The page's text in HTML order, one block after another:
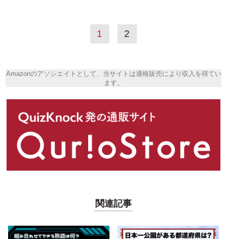
1 2
Amazonのアソシエイトとして、当サイトは適格販売により収入を得てい
ます。
関連記事